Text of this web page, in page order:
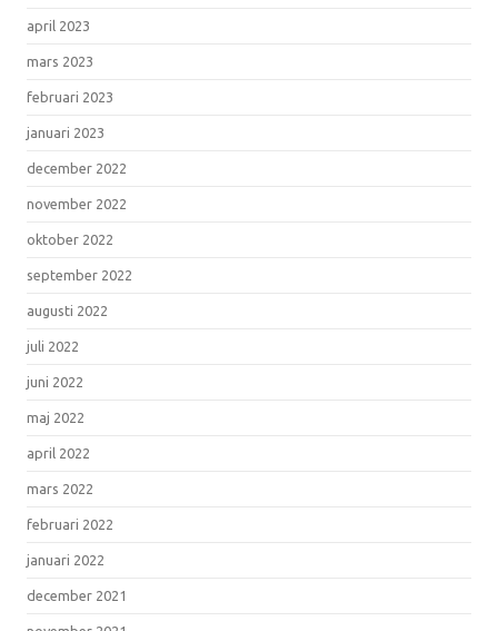
april 2023
mars 2023
februari 2023
januari 2023
december 2022
november 2022
oktober 2022
september 2022
augusti 2022
juli 2022
juni 2022
maj 2022
april 2022
mars 2022
februari 2022
januari 2022
december 2021